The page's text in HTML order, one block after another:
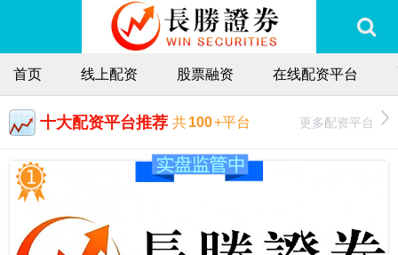
首页 线上配资 股票融资 在线配资平台
十大配资平台推荐 共100+平台 更多配资平台